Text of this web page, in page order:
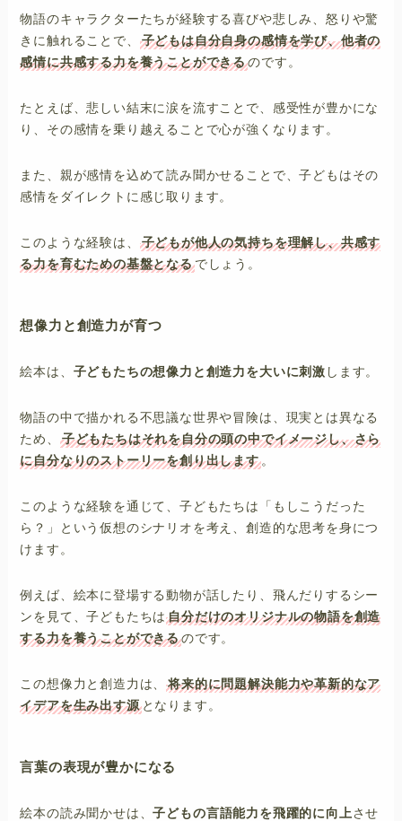
物語のキャラクターたちが経験する喜びや悲しみ、怒りや驚
きに触れることで、
子どもは自分自身の感情を学び、他者の
感情に共感する力を養うことができるのです。
たとえば、悲しい結末に涙を流すことで、感受性が豊かにな
り、その感情を乗り越えることで心が強くなります。
また、親が感情を込めて読み聞かせることで、子どもはその
感情をダイレクトに感じ取ります。
このような経験は、
子どもが他人の気持ちを理解し、共感す
る力を育むための基盤となるでしょう。
想像力と創造力が育つ
絵本は、 子どもたちの想像力と創造力を大いに刺激 します。
物語の中で描かれる不思議な世界や冒険は、現実とは異なる
ため、
子どもたちはそれを自分の頭の中でイメージし、さら
に自分なりのストーリーを創り出します。
このような経験を通じて、子どもたちは「もしこうだった
ら？」という仮想のシナリオを考え、創造的な思考を身につ
けます。
例えば、絵本に登場する動物が話したり、飛んだりするシー
ンを見て、子どもたちは自分だけのオリジナルの物語を創造
する力を養うことができるのです。
この想像力と創造力は、将来的に問題解決能力や革新的なア
イデアを生み出す源となります。
言葉の表現が豊かになる
絵本の読み聞かせは、子どもの言語能力を飛躍的に向上 させ